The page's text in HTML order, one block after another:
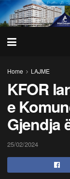
Home LAJME
KFOR
e
Gjendja
25/02/2024